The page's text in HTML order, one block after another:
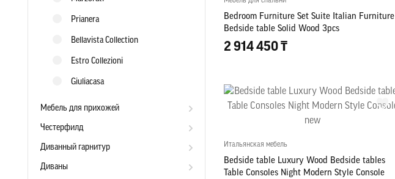
Prianera
Bellavista Collection
Estro Collezioni
Giuliacasa
Мебель для прихожей
Честерфилд
Диванный гарнитур
Диваны
Bedroom Furniture Set Suite Italian Furniture
Bedside table Solid Wood 3pcs
2 914 450 ₸
Итальянская мебель
Bedside table Luxury Wood Bedside tables
Table Consoles Night Modern Style Console